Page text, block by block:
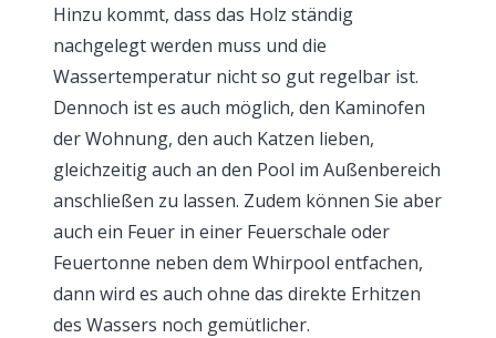
Hinzu kommt, dass das Holz ständig
nachgelegt werden muss und die
Wassertemperatur nicht so gut regelbar ist.
Dennoch ist es auch möglich, den Kaminofen
der Wohnung, den auch Katzen lieben,
gleichzeitig auch an den Pool im Außenbereich
anschließen zu lassen. Zudem können Sie aber
auch ein Feuer in einer Feuerschale oder
Feuertonne neben dem Whirpool entfachen,
dann wird es auch ohne das direkte Erhitzen
des Wassers noch gemütlicher.